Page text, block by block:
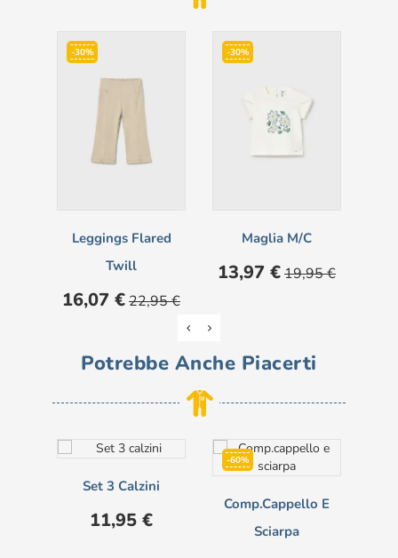
-30%
Leggings Flared
Twill
Prezzo
16,07 € Prezzo
base
22,95 €
-30%
Maglia M/c
Prezzo
13,97 € Prezzo
base
19,95 €
Potrebbe Anche Piacerti
Set 3 Calzini
Prezzo
11,95 €
-60%
Comp.cappello E
Sciarpa